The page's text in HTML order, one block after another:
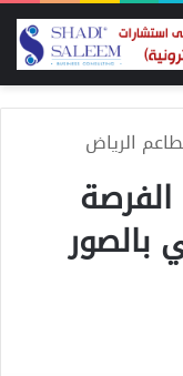
الرياض
بالصور